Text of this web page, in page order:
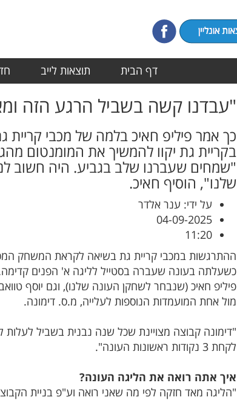
דף הבית תוצאות לייב
"עבדנו קשה בשביל הרגע הזה
כך אמר פיליפ חאיכ בלמה של מכבי
בקריית גת יקוו להמשיך את המומנטום
"שמחים שעברנו שלב בגביע. היה חשוב
שלנו", הוסיף חאיכ.
על ידי: ענר אלדר
04-09-2025
11:20
ההתרגשות במכבי קריית גת בשיאה לקראת המשחק
כשעלתה בעונה שעברה בסטייל לליגה א' הפנים
פיליפ חאיכ (שנבחר לשחקן העונה שלנו), וגם יוסף
מול אחת המועמדות הנוספות לעלייה, מ.ס. דימונה.
"דימונה קבוצה מצויינת שכל שנה נבנית בשביל
לקחת 3 נקודות ראשונות העונה".
איך אתה רואה את הליגה העונה?
"הליגה מאד חזקה לפי מה שאני רואה וע"פ בניית